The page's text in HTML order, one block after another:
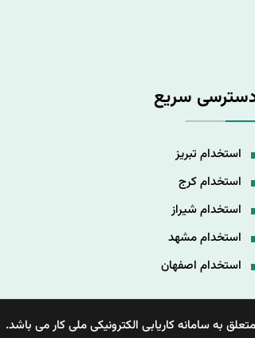
سریع
استخدام تبریز
استخدام کرج
استخدام شیراز
استخدام مشهد
استخدام اصفهان
به سامانه کاریابی الکترونیکی ملی کار می باشد.